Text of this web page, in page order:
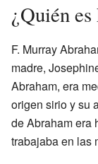
¿Quién
F. Murray
madre,
Abraham, era
origen sirio y su
de Abraham era
trabajaba en las